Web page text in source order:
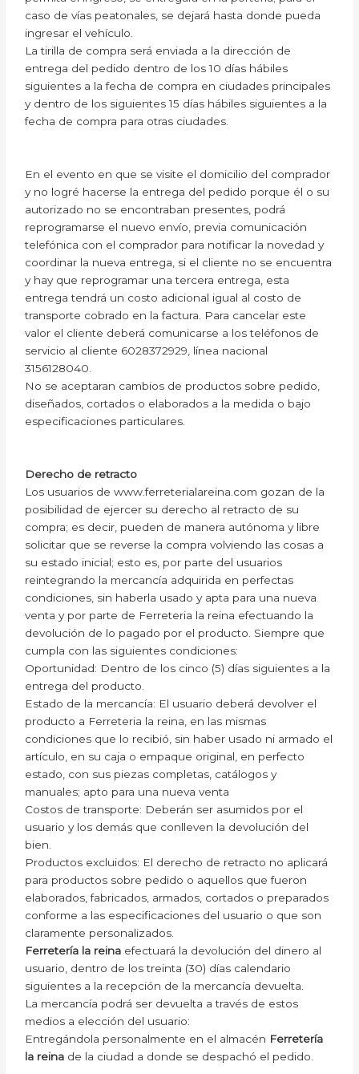
caso de vías peatonales, se dejará hasta donde pueda
ingresar el vehículo.
La tirilla de compra será enviada a la dirección de
entrega del pedido dentro de los 10 días hábiles
siguientes a la fecha de compra en ciudades principales
y dentro de los siguientes 15 días hábiles siguientes a la
fecha de compra para otras ciudades.
En el evento en que se visite el domicilio del comprador
y no logré hacerse la entrega del pedido porque él o su
autorizado no se encontraban presentes, podrá
reprogramarse el nuevo envío, previa comunicación
telefónica con el comprador para notificar la novedad y
coordinar la nueva entrega, si el cliente no se encuentra
y hay que reprogramar una tercera entrega, esta
entrega tendrá un costo adicional igual al costo de
transporte cobrado en la factura. Para cancelar este
valor el cliente deberá comunicarse a los teléfonos de
servicio al cliente 6028372929, línea nacional
3156128040.
No se aceptaran cambios de productos sobre pedido,
diseñados, cortados o elaborados a la medida o bajo
especificaciones particulares.
Derecho de retracto
Los usuarios de www.ferreterialareina.com gozan de la
posibilidad de ejercer su derecho al retracto de su
compra; es decir, pueden de manera autónoma y libre
solicitar que se reverse la compra volviendo las cosas a
su estado inicial; esto es, por parte del usuarios
reintegrando la mercancía adquirida en perfectas
condiciones, sin haberla usado y apta para una nueva
venta y por parte de Ferreteria la reina efectuando la
devolución de lo pagado por el producto. Siempre que
cumpla con las siguientes condiciones:
Oportunidad: Dentro de los cinco (5) días siguientes a la
entrega del producto.
Estado de la mercancía: El usuario deberá devolver el
producto a Ferreteria la reina, en las mismas
condiciones que lo recibió, sin haber usado ni armado el
artículo, en su caja o empaque original, en perfecto
estado, con sus piezas completas, catálogos y
manuales; apto para una nueva venta
Costos de transporte: Deberán ser asumidos por el
usuario y los demás que conlleven la devolución del
bien.
Productos excluidos: El derecho de retracto no aplicará
para productos sobre pedido o aquellos que fueron
elaborados, fabricados, armados, cortados o preparados
conforme a las especificaciones del usuario o que son
claramente personalizados.
Ferretería la reina efectuará la devolución del dinero al
usuario, dentro de los treinta (30) días calendario
siguientes a la recepción de la mercancía devuelta.
La mercancía podrá ser devuelta a través de estos
medios a elección del usuario:
Entregándola personalmente en el almacén Ferretería
la reina de la ciudad a donde se despachó el pedido.